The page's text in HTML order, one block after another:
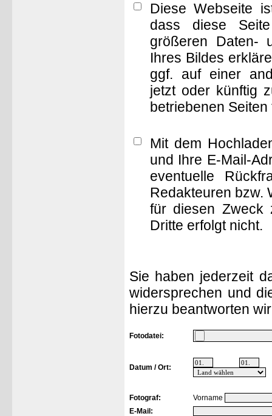
Diese Webseite
dass diese
größeren Daten-
Ihres Bildes
ggf. auf einer
jetzt oder künftig
betriebenen
Mit dem
und Ihre E-Mail-
eventuelle
Redakteuren bzw.
für diesen Zweck
Dritte erfolgt nicht.
Sie haben jederzeit
widersprechen und
hierzu beantworten
Fotodatei:
Datum / Ort:
Fotograf:
Vorname
E-Mail: